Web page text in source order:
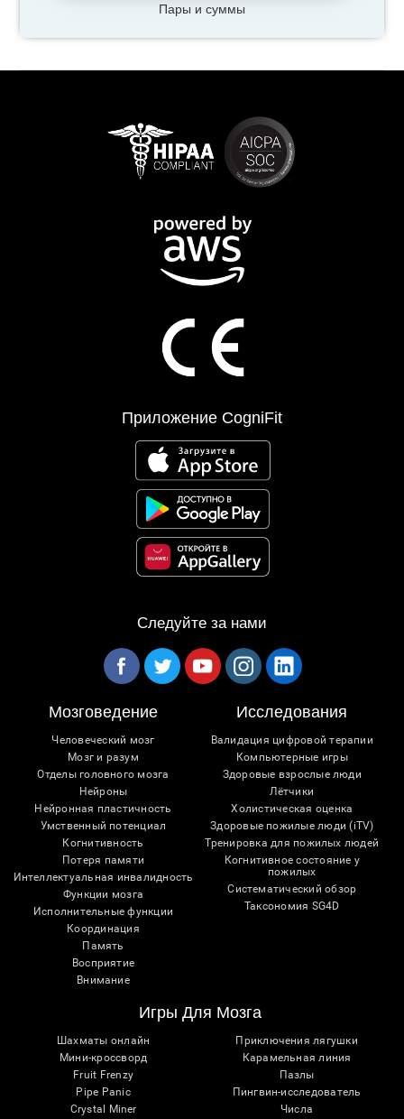
Пары и суммы
Приложение CogniFit
Следуйте за нами
Мозговедение
Человеческий мозг
Мозг и разум
Отделы головного мозга
Нейроны
Нейронная пластичность
Умственный потенциал
Когнитивность
Потеря памяти
Интеллектуальная инвалидность
Функции мозга
Исполнительные функции
Координация
Память
Восприятие
Внимание
Исследования
Валидация цифровой терапии
Компьютерные игры
Здоровые взрослые люди
Лётчики
Холистическая оценка
Здоровые пожилые люди (iTV)
Тренировка для пожилых людей
Когнитивное состояние у
пожилых
Систематический обзор
Таксономия SG4D
Игры Для Мозга
Шахматы онлайн
Мини-кроссворд
Fruit Frenzy
Pipe Panic
Crystal Miner
Приключения лягушки
Карамельная линия
Пазлы
Пингвин-исследователь
Числа